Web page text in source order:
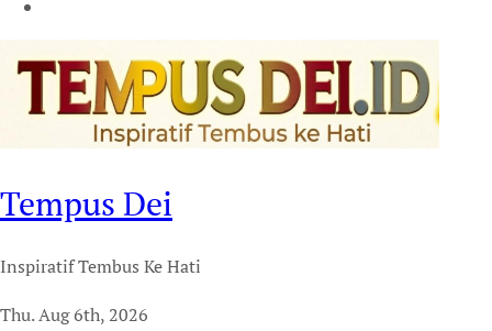
Tempus Dei
Inspiratif Tembus Ke Hati
Thu. Aug 6th, 2026